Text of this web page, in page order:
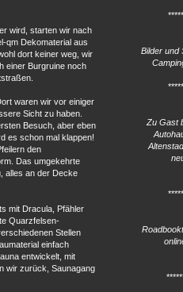
wird, starten wir nach
qm Dekomaterial aus
dort keiner weg, wir
einer Burgruine noch
waren wir vor einiger
Sicht zu haben.
Besuch, aber eben
es schon mal klappen!
den
Das umgekehrte
alles an der Decke
mit Dracula, Pfähler
Quarzfelsen-
Stellen
einfach
entwickelt, mit
wir zurück, Saunagang
Bilder und
Zu Gast